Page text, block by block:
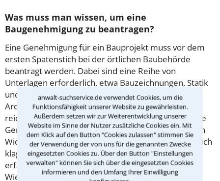
anwalt-suchservice.de verwendet Cookies, um die
Funktionsfähigkeit unserer Website zu gewährleisten.
Außerdem setzen wir zur Weiterentwicklung unserer
Website im Sinne der Nutzer zusätzliche Cookies ein. Mit
dem Klick auf den Button "Cookies zulassen" stimmen Sie
der Verwendung der von uns für die genannten Zwecke
eingesetzten Cookies zu. Über den Button "Einstellungen
verwalten" können Sie sich über die eingesetzten Cookies
informieren und den Umfang Ihrer Einwilligung
Was muss man wissen, um eine
Baugenehmigung zu beantragen?
Eine Genehmigung für ein Bauprojekt muss vor dem
ersten Spatenstich bei der örtlichen Baubehörde
beantragt werden. Dabei sind eine Reihe von
Unterlagen erforderlich, etwa Bauzeichnungen, Statik
und Lageplan. Die Dokumente sind durch einen
Architekten oder Bauingenieur zu erstellen. Dieser
reicht den Antrag dann bei der Behörde ein. Wird die
Genehmigung abgelehnt, kann der Bauherr dagegen
Widerspruch erheben und bei dessen Ablehnung auch
klagen. Hier sollte man frühzeitig die Hilfe eines
erfahrenen Rechtsanwalts für Verwaltungsrecht in
Wien in Anspruch nehmen.